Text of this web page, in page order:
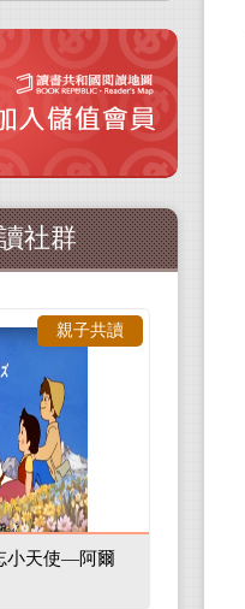
社群
小天使—阿爾
親子共讀